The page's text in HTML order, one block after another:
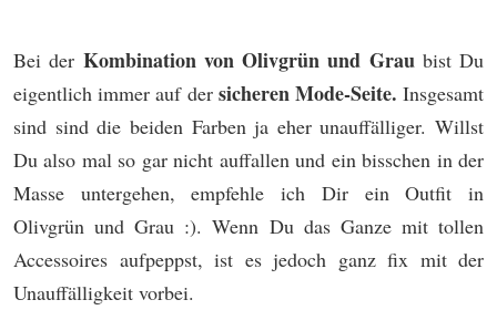
Bei der Kombination von Olivgrün und Grau bist Du
eigentlich immer auf der sicheren Mode-Seite. Insgesamt
sind sind die beiden Farben ja eher unauffälliger. Willst
Du also mal so gar nicht auffallen und ein bisschen in der
Masse untergehen, empfehle ich Dir ein Outfit in
Olivgrün und Grau :). Wenn Du das Ganze mit tollen
Accessoires aufpeppst, ist es jedoch ganz fix mit der
Unauffälligkeit vorbei.